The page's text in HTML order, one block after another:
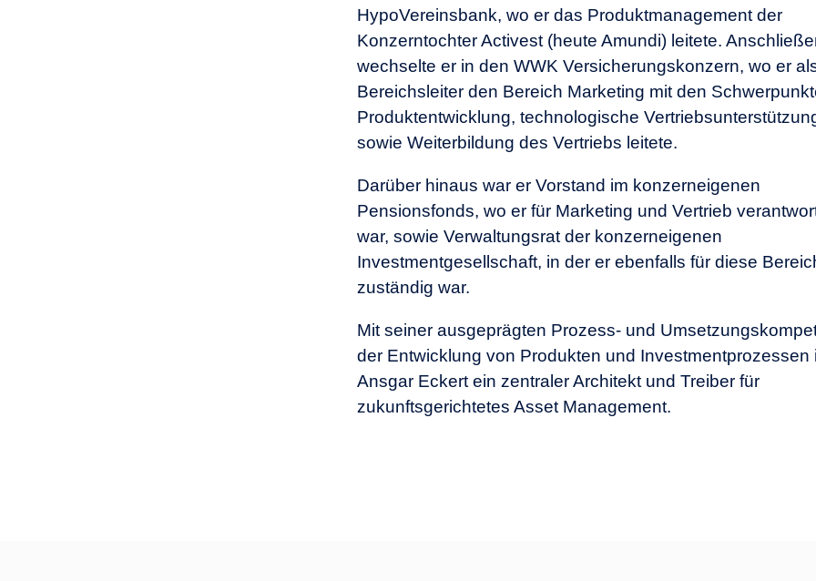
HypoVereinsbank, wo er das Produktmanagement der
Konzerntochter Activest (heute Amundi) leitete.
wechselte er in den WWK Versicherungskonzern, wo er
Bereichsleiter den Bereich Marketing mit den
Produktentwicklung, technologische
sowie Weiterbildung des Vertriebs leitete.
Darüber hinaus war er Vorstand im konzerneigenen
Pensionsfonds, wo er für Marketing und Vertrieb
war, sowie Verwaltungsrat der konzerneigenen
Investmentgesellschaft, in der er ebenfalls für diese
zuständig war.
Mit seiner ausgeprägten Prozess- und
der Entwicklung von Produkten und Investmentprozessen
Ansgar Eckert ein zentraler Architekt und Treiber für
zukunftsgerichtetes Asset Management.